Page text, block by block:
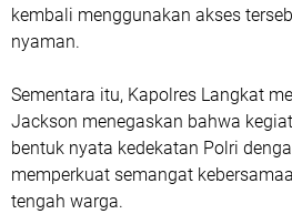
kembali menggunakan akses
nyaman.
Sementara itu, Kapolres Langkat
Jackson menegaskan bahwa
bentuk nyata kedekatan Polri
memperkuat semangat
tengah warga.